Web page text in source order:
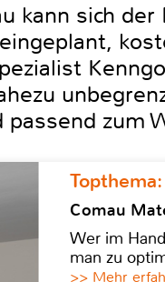
kann sich
zum
Comau
Wer im
man zu
>> Mehr